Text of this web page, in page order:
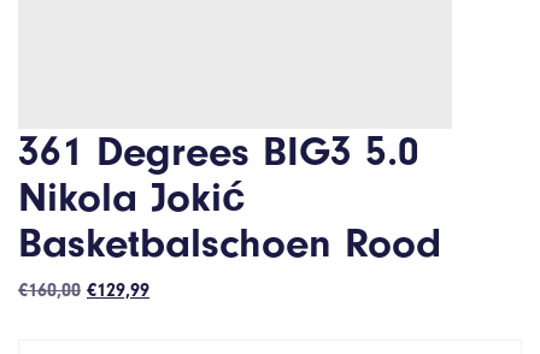
361 Degrees BIG3 5.0
Nikola Jokić
Basketbalschoen Rood
€160,00 Oorspronkelijke
€129,99Huidige